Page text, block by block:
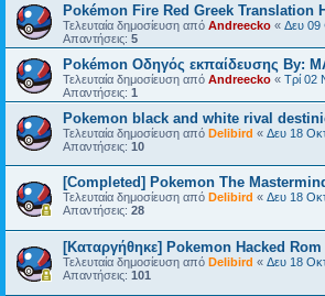
Pokémon Fire Red Greek Translation
Τελευταία δημοσίευση από Andreecko « Δευ 09
Απαντήσεις: 5
Pokémon Οδηγός εκπαίδευσης By:
Τελευταία δημοσίευση από Andreecko « Τρί 02
Απαντήσεις: 1
Pokemon black and white rival
Τελευταία δημοσίευση από Delibird « Δευ 18
Απαντήσεις: 10
[Completed] Pokemon The
Τελευταία δημοσίευση από Delibird « Δευ 18
Απαντήσεις: 28
[Καταργήθηκε] Pokemon Hacked Rom
Τελευταία δημοσίευση από Delibird « Δευ 18
Απαντήσεις: 101